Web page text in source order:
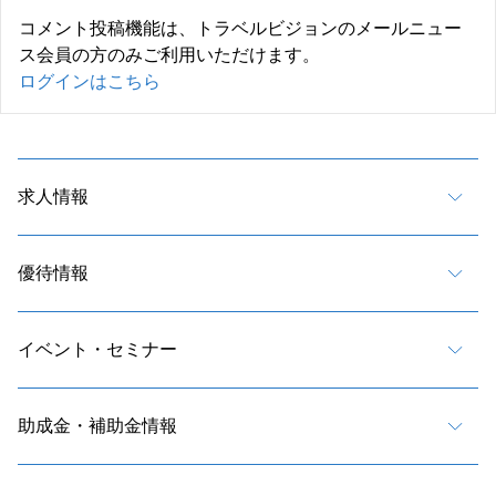
コメント投稿機能は、トラベルビジョンのメールニュー
ス会員の方のみご利用いただけます。
ログインはこちら
求人情報
優待情報
イベント・セミナー
助成金・補助金情報